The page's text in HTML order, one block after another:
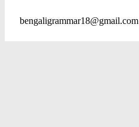
bengaligrammar18@gmail.com